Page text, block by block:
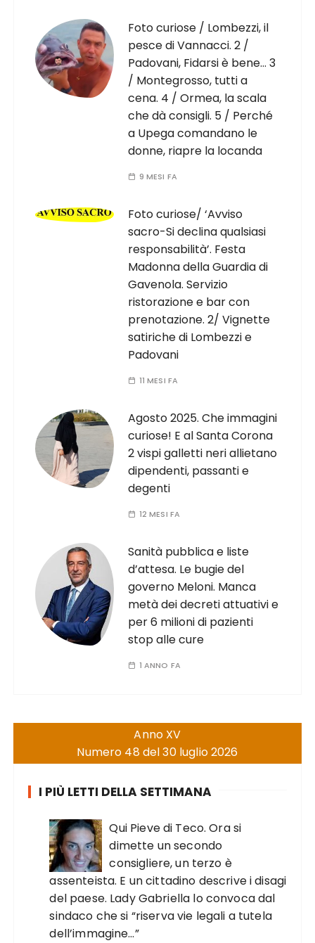
Foto curiose / Lombezzi, il
pesce di Vannacci. 2 /
Padovani, Fidarsi è bene… 3
/ Montegrosso, tutti a
cena. 4 / Ormea, la scala
che dà consigli. 5 / Perché
a Upega comandano le
donne, riapre la locanda
9 MESI FA
Foto curiose/ ‘Avviso
sacro-Si declina qualsiasi
responsabilità’. Festa
Madonna della Guardia di
Gavenola. Servizio
ristorazione e bar con
prenotazione. 2/ Vignette
satiriche di Lombezzi e
Padovani
11 MESI FA
Agosto 2025. Che immagini
curiose! E al Santa Corona
2 vispi galletti neri allietano
dipendenti, passanti e
degenti
12 MESI FA
Sanità pubblica e liste
d’attesa. Le bugie del
governo Meloni. Manca
metà dei decreti attuativi e
per 6 milioni di pazienti
stop alle cure
1 ANNO FA
Anno XV
Numero 48 del 30 luglio 2026
I PIÙ LETTI DELLA SETTIMANA
Qui Pieve di Teco. Ora si
dimette un secondo
consigliere, un terzo è
assenteista. E un cittadino descrive i disagi
del paese. Lady Gabriella lo convoca dal
sindaco che si “riserva vie legali a tutela
dell’immagine…”